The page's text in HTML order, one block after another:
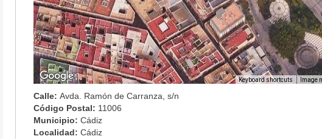
Keyboard shortcuts Image
Calle: Avda. Ramón de Carranza, s/n
Código Postal: 11006
Municipio: Cádiz
Localidad: Cádiz